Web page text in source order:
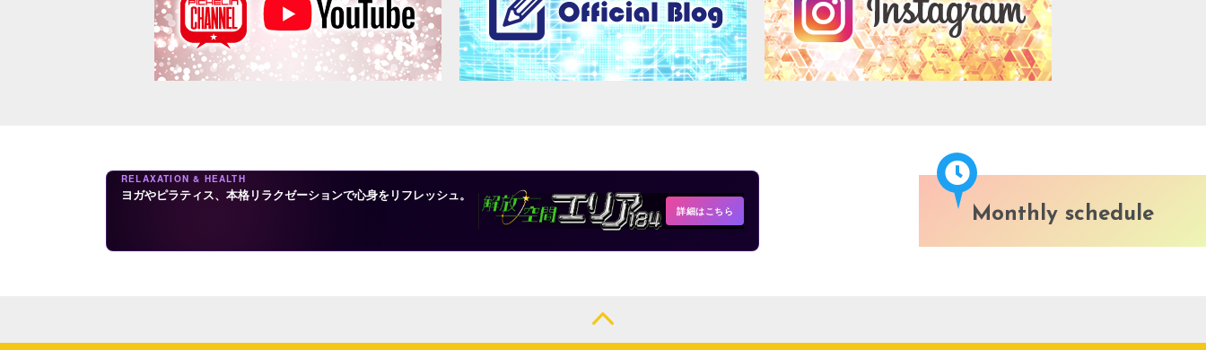
RELAXATION & HEALTH
ヨガやピラティス、本格リラクゼーションで心身をリフレッシュ。
詳細はこちら Monthly schedule